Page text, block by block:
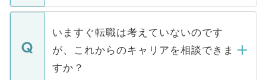
関を公にしてしまうと、応募が殺到する場
に、医療機関が求める条件に合った人材の
みを人材紹介会社に依頼するケースが増え
ています。
定を承諾する必要はありません。内定先へ
の辞退の連絡はキャリアパートナーが行い
ますので、ご安心ください。
個人情報が漏えいすることはありませんの
で、ご安心ください。当サイトからの登録
などで収集したご登録者様の個人情報は、
ご本人のキャリアアップおよび転職活動の
支援を目的に使用いたします。お預かりし
いますぐ転職は考えていないのです
が、これからのキャリアを相談できま
すか？